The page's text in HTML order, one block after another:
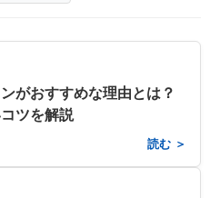
がおすすめな理由とは？
ツを解説
読む ＞